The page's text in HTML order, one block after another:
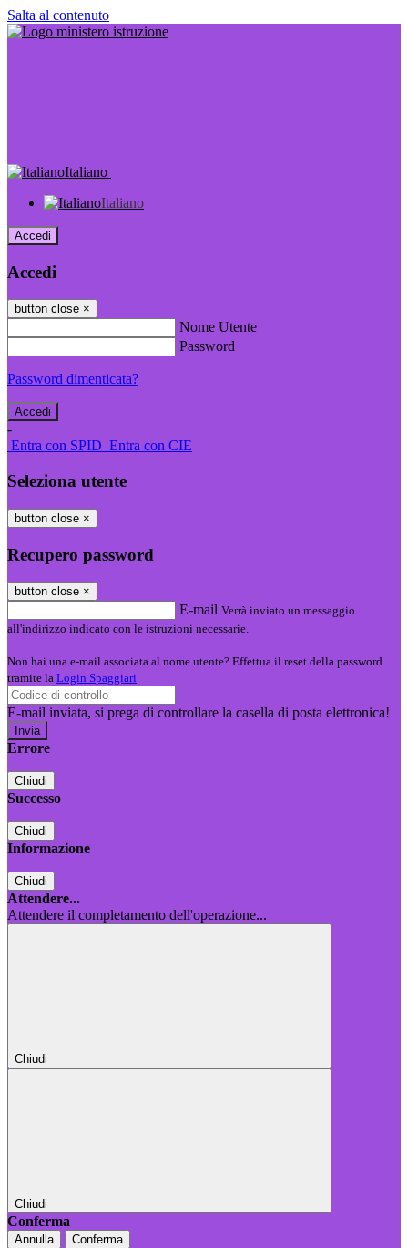
Salta al contenuto
Italiano
Italiano
Accedi
Accedi
button close ×
Nome Utente
Password
Password dimenticata?
-
Entra con SPID Entra con CIE
Seleziona utente
button close ×
Recupero password
button close ×
E-mail Verrà inviato un messaggio
all'indirizzo indicato con le istruzioni necessarie.
Non hai una e-mail associata al nome utente? Effettua il reset della password
tramite la Login Spaggiari
E-mail inviata, si prega di controllare la casella di posta elettronica!
Errore
Chiudi
Successo
Chiudi
Informazione
Chiudi
Attendere...
Attendere il completamento dell'operazione...
Chiudi
Chiudi
Conferma
Annulla Conferma